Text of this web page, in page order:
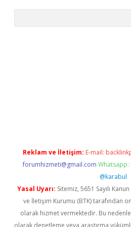
Reklam ve İletişim: E-mail:
forumhizmeti@gmail.com Whatsapp:
@karabul
Yasal Uyarı: Sitemiz, 5651 Sayılı
ve İletişim Kurumu (BTK) tarafından
olarak hizmet vermektedir. Bu
olarak denetleme veya araştırma